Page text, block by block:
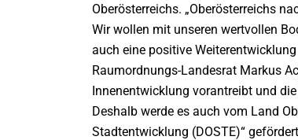
Oberösterreichs. „Oberösterreichs
Wir wollen mit unseren wertvollen
auch eine positive
Raumordnungs-Landesrat Markus
Innenentwicklung vorantreibt und
Deshalb werde es auch vom Land
Stadtentwicklung (DOSTE)“